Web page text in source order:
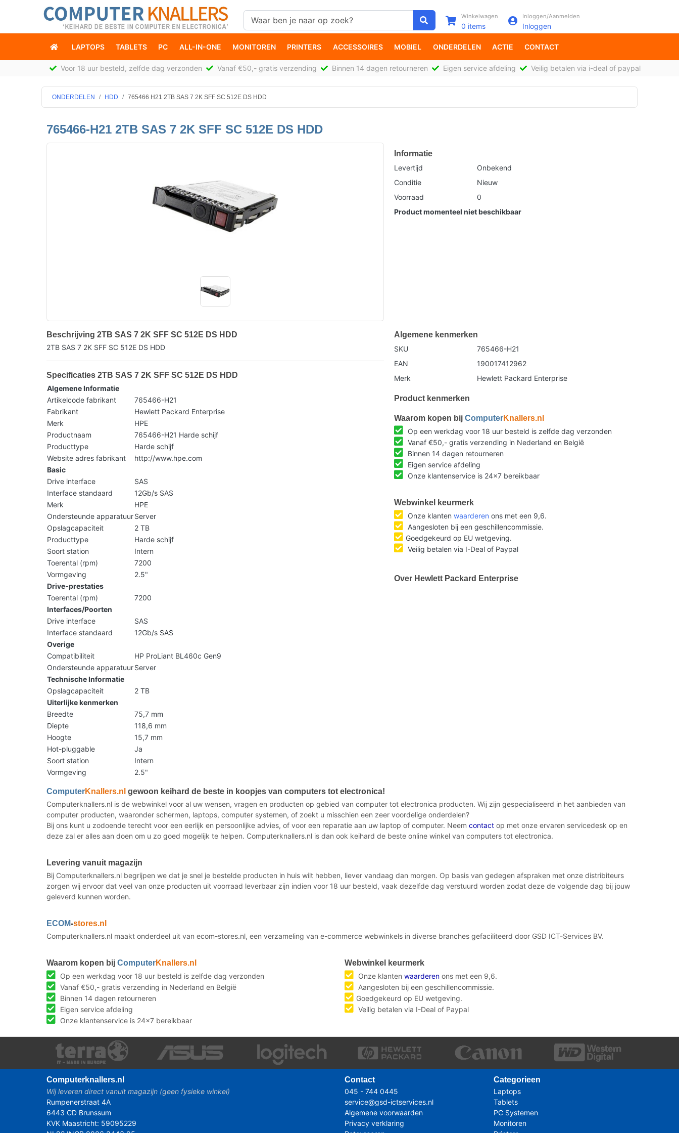
Winkelwagen
0 items
Inloggen/Aanmelden
Inloggen
LAPTOPS TABLETS PC ALL-IN-ONE MONITOREN PRINTERS ACCESSOIRES MOBIEL ONDERDELEN ACTIE CONTACT
Voor 18 uur besteld, zelfde dag verzonden Vanaf €50,- gratis verzending Binnen 14 dagen retourneren Eigen service afdeling Veilig betalen via i-deal of paypal
ONDERDELEN HDD 765466 H21 2TB SAS 7 2K SFF SC 512E DS HDD
765466-H21 2TB SAS 7 2K SFF SC 512E DS HDD
Informatie
Levertijd
Onbekend
Conditie
Nieuw
Voorraad
0
Product momenteel niet beschikbaar
Beschrijving 2TB SAS 7 2K SFF SC 512E DS HDD
2TB SAS 7 2K SFF SC 512E DS HDD
Specificaties 2TB SAS 7 2K SFF SC 512E DS HDD
Algemene Informatie
Artikelcode fabrikant
765466-H21
Fabrikant
Hewlett Packard Enterprise
Merk
HPE
Productnaam
765466-H21 Harde schijf
Producttype
Harde schijf
Website adres fabrikant
http://www.hpe.com
Basic
Drive interface
SAS
Interface standaard
12Gb/s SAS
Merk
HPE
Ondersteunde apparatuurServer
Opslagcapaciteit
2 TB
Producttype
Harde schijf
Soort station
Intern
Toerental (rpm)
7200
Vormgeving
2.5"
Drive-prestaties
Toerental (rpm)
7200
Interfaces/Poorten
Drive interface
SAS
Interface standaard
12Gb/s SAS
Overige
Compatibiliteit
HP ProLiant BL460c Gen9
Ondersteunde apparatuurServer
Technische Informatie
Opslagcapaciteit
2 TB
Uiterlijke kenmerken
Breedte
75,7 mm
Diepte
118,6 mm
Hoogte
15,7 mm
Hot-pluggable
Ja
Soort station
Intern
Vormgeving
2.5"
Algemene kenmerken
SKU
765466-H21
EAN
190017412962
Merk
Hewlett Packard Enterprise
Product kenmerken
Waarom kopen bijComputerKnallers.nl
Op een werkdag voor 18 uur besteld is zelfde dag verzonden
Vanaf €50,- gratis verzending in Nederland en België
Binnen 14 dagen retourneren
Eigen service afdeling
Onze klantenservice is 24x7 bereikbaar
Webwinkel keurmerk
Onze klantenwaarderen ons met een 9,6.
Aangesloten bij een geschillencommissie.
Goedgekeurd op EU wetgeving.
Veilig betalen via I-Deal of Paypal
Over Hewlett Packard Enterprise
ComputerKnallers.nl gewoon keihard de beste in koopjes van computers tot electronica!
Computerknallers.nl is de webwinkel voor al uw wensen, vragen en producten op gebied van computer tot electronica producten. Wij zijn gespecialiseerd in het aanbieden van
computer producten, waaronder schermen, laptops, computer systemen, of zoekt u misschien een zeer voordelige onderdelen?
Bij ons kunt u zodoende terecht voor een eerlijk en persoonlijke advies, of voor een reparatie aan uw laptop of computer. Neem contact op met onze ervaren servicedesk op en
deze zal er alles aan doen om u zo goed mogelijk te helpen. Computerknallers.nl is dan ook keihard de beste online winkel van computers tot electronica.
Levering vanuit magazijn
Bij Computerknallers.nl begrijpen we dat je snel je bestelde producten in huis wilt hebben, liever vandaag dan morgen. Op basis van gedegen afspraken met onze distribiteurs
zorgen wij ervoor dat veel van onze producten uit voorraad leverbaar zijn indien voor 18 uur besteld, vaak dezelfde dag verstuurd worden zodat deze de volgende dag bij jouw
geleverd kunnen worden.
ECOM-stores.nl
Computerknallers.nl maakt onderdeel uit van ecom-stores.nl, een verzameling van e-commerce webwinkels in diverse branches gefaciliteerd door GSD ICT-Services BV.
Waarom kopen bij ComputerKnallers.nl
Op een werkdag voor 18 uur besteld is zelfde dag verzonden
Vanaf €50,- gratis verzending in Nederland en België
Binnen 14 dagen retourneren
Eigen service afdeling
Onze klantenservice is 24x7 bereikbaar
Webwinkel keurmerk
Onze klanten waarderen ons met een 9,6.
Aangesloten bij een geschillencommissie.
Goedgekeurd op EU wetgeving.
Veilig betalen via I-Deal of Paypal
Computerknallers.nl
Wij leveren direct vanuit magazijn (geen fysieke winkel)
Rumpenerstraat 4A
6443 CD Brunssum
KVK Maastricht: 59095229
Contact
045 - 744 0445
service@gsd-ictservices.nl
Algemene voorwaarden
Privacy verklaring
Categorieen
Laptops
Tablets
PC Systemen
Monitoren